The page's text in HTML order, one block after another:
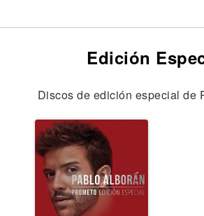
Edición
Discos de edición especial de